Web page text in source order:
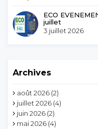
ECO
juillet
3 juillet 2026
Archives
août 2026 (2)
juillet 2026 (4)
juin 2026 (2)
mai 2026 (4)